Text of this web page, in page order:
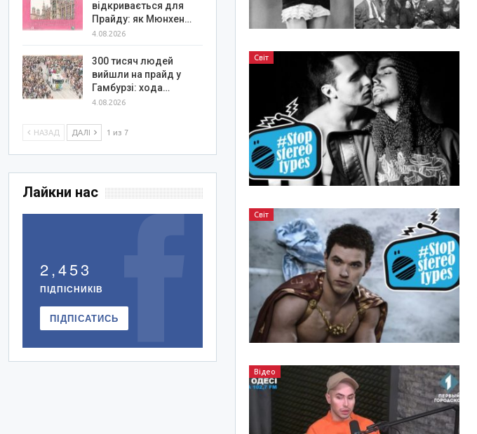
Світ
Світ
Відео
відкривається для
Прайду: як Мюнхен…
4.08.2026
300 тисяч людей
вийшли на прайд у
Гамбурзі: хода…
4.08.2026
НАЗАД ДАЛІ 1 из 7
Лайкни нас
2,453
ПІДПІСНИКІВ
ПІДПІСАТИСЬ